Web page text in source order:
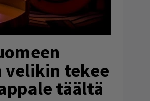
velikin tekee
täältä